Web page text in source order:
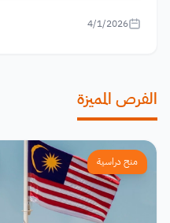
4/1/2026
الفرص المميزة
منح دراسية